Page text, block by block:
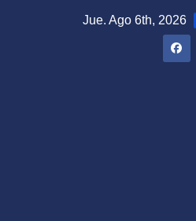
Jue. Ago 6th, 2026